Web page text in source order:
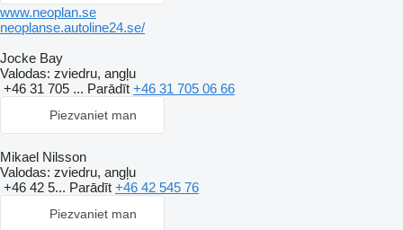
www.neoplan.se
neoplanse.autoline24.se/
Jocke Bay
Valodas: zviedru, angļu
+46 31 705 ... Parādīt +46 31 705 06 66
Piezvaniet man
Mikael Nilsson
Valodas: zviedru, angļu
+46 42 5... Parādīt +46 42 545 76
Piezvaniet man